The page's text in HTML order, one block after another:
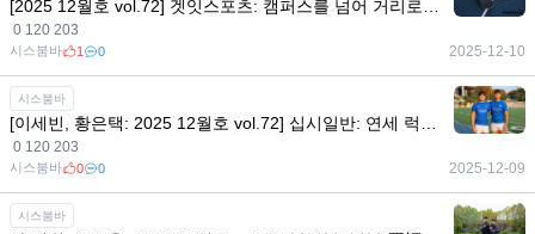
0 120 203
시스붐바 1 0 2025-12-10
시스붐바
0 120 203
시스붐바 0 0 2025-12-09
시스붐바